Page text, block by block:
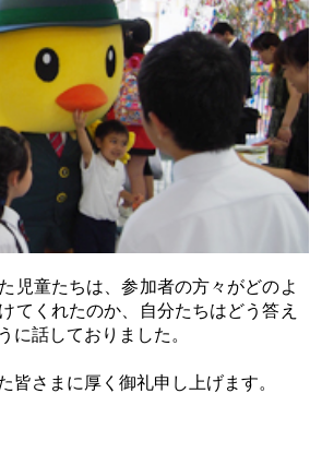
児童たちは、参加者の方々がどのよ
てくれたのか、自分たちはどう答え
に話しておりました。
さまに厚く御礼申し上げます。